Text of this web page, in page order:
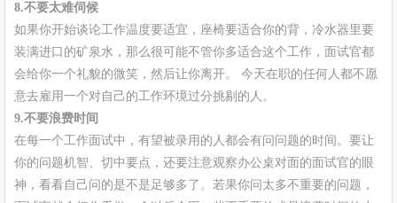
8.不要太难伺候
如果你开始谈论工作温度要适宜，座椅要适合你的背，冷水器里要
装满进口的矿泉水，那么很可能不管你多适合这个工作，面试官都
会给你一个礼貌的微笑，然后让你离开。 今天在职的任何人都不愿
意去雇用一个对自己的工作环境过分挑剔的人。
9.不要浪费时间
在每一个工作面试中，有望被录用的人都会有问问题的时间。要让
你的问题机智、切中要点，还要注意观察办公桌对面的面试官的眼
神，看看自己问的是不是足够多了。若果你问太多不重要的问题，